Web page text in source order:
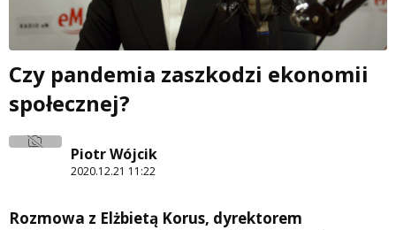
Czy pandemia zaszkodzi ekonomii
społecznej?
Piotr Wójcik
2020.12.21 11:22
Rozmowa z Elżbietą Korus, dyrektorem